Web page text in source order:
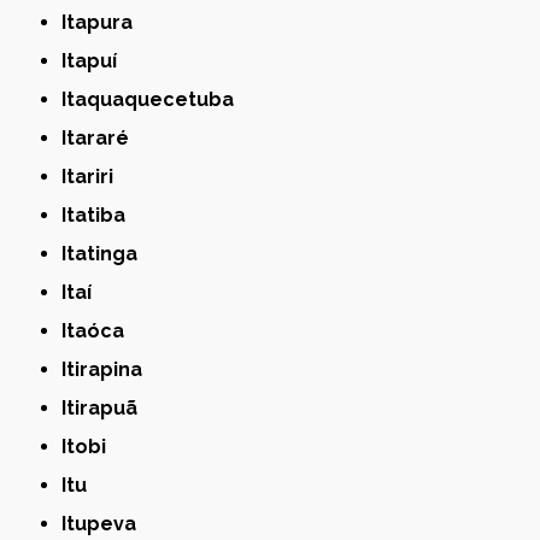
Itapura
Itapuí
Itaquaquecetuba
Itararé
Itariri
Itatiba
Itatinga
Itaí
Itaóca
Itirapina
Itirapuã
Itobi
Itu
Itupeva